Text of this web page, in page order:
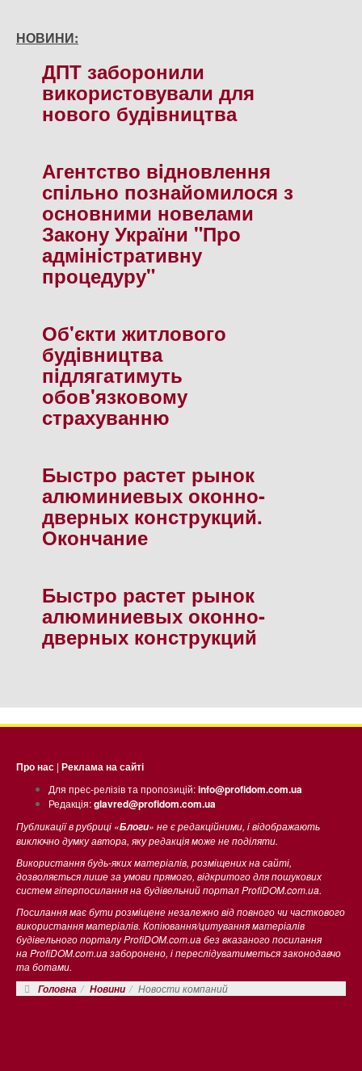
НОВИНИ:
ДПТ заборонили
використовували для
нового будiвництва
Агентство вiдновлення
спiльно познайомилося з
основними новелами
Закону України "Про
адмiнiстративну
процедуру"
Об'єкти житлового
будiвництва
пiдлягатимуть
обов'язковому
страхуванню
Быстро растет рынок
алюминиевых оконно-
дверных конструкций.
Окончание
Быстро растет рынок
алюминиевых оконно-
дверных конструкций
Про нас | Реклама на сайті
Для прес-релізів та пропозицій:info@profidom.com.ua
Редакція:glavred@profidom.com.ua
Публикації в рубриці «Блоги» не є редакційними, і відображають
виключно думку автора, яку редакція може не поділяти.
Використання будь-яких матеріалів, розміщених на сайті,
дозволяється лише за умови прямого, відкритого для пошукових
систем гіперпосилання на будівельний портал ProfiDOM.com.ua.
Посилання має бути розміщене незалежно від повного чи часткового
використання матеріалів. Копіювання/цитування матеріалів
будівельного порталу ProfiDOM.com.ua без вказаного посилання
на ProfiDOM.com.ua заборонено, і переслідуватиметься законодавчо
та ботами.
Головна
Новини Новости компаний